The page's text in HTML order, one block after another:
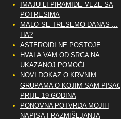
IMAJU LI PIRAMIDE VEZE SA
POTRESIMA
MALO SE TRESEMO DANAS ,..
HA?
ASTEROIDI NE POSTOJE
HVALA VAM OD SRCA NA
UKAZANOJ POMOĆI
NOVI DOKAZ O KRVNIM
GRUPAMA O KOJIM SAM PISAO
PRIJE 19 GODINA
PONOVNA POTVRDA MOJIH
NAPISA I RAZMIŠLJANJA